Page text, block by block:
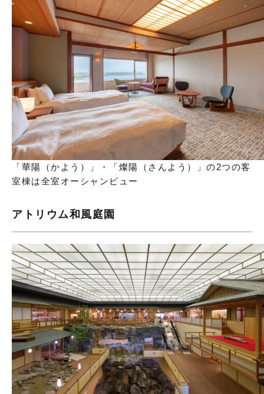
「華陽（かよう）」・「燦陽（さんよう）」の2つの客
室棟は全室オーシャンビュー
アトリウム和風庭園